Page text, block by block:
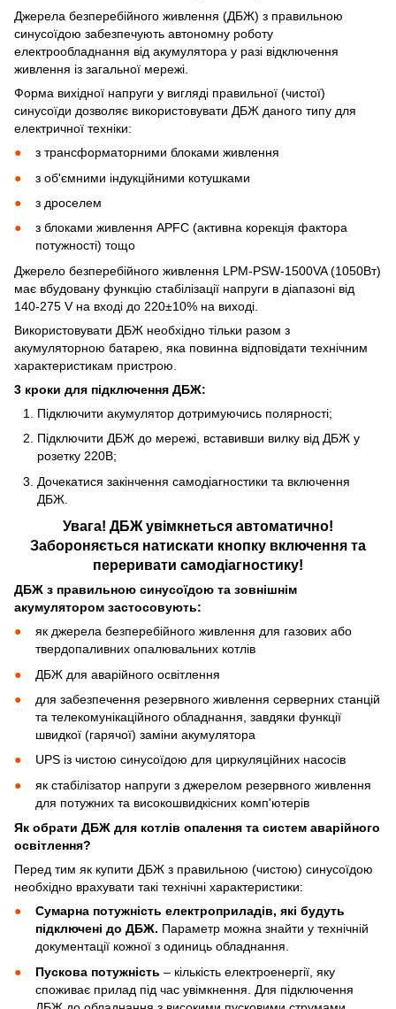
Джерела безперебійного живлення (ДБЖ) з правильною
синусоїдою забезпечують автономну роботу
електрообладнання від акумулятора у разі відключення
живлення із загальної мережі.
Форма вихідної напруги у вигляді правильної (чистої)
синусоїди дозволяє використовувати ДБЖ даного типу для
електричної техніки:
з трансформаторними блоками живлення
з об'ємними індукційними котушками
з дроселем
з блоками живлення APFC (активна корекція фактора
потужності) тощо
Джерело безперебійного живлення LPM-PSW-1500VA (1050Вт)
має вбудовану функцію стабілізації напруги в діапазоні від
140-275 V на вході до 220±10% на виході.
Використовувати ДБЖ необхідно тільки разом з
акумуляторною батарею, яка повинна відповідати технічним
характеристикам пристрою.
3 кроки для підключення ДБЖ:
Підключити акумулятор дотримуючись полярності;
Підключити ДБЖ до мережі, вставивши вилку від ДБЖ у
розетку 220В;
Дочекатися закінчення самодіагностики та включення
ДБЖ.
Увага! ДБЖ увімкнеться автоматично!
Забороняється натискати кнопку включення та
переривати самодіагностику!
ДБЖ з правильною синусоїдою та зовнішнім
акумулятором застосовують:
як джерела безперебійного живлення для газових або
твердопаливних опалювальних котлів
ДБЖ для аварійного освітлення
для забезпечення резервного живлення серверних станцій
та телекомунікаційного обладнання, завдяки функції
швидкої (гарячої) заміни акумулятора
UPS із чистою синусоїдою для циркуляційних насосів
як стабілізатор напруги з джерелом резервного живлення
для потужних та високошвидкісних комп'ютерів
Як обрати ДБЖ для котлів опалення та систем аварійного
освітлення?
Перед тим як купити ДБЖ з правильною (чистою) синусоїдою
необхідно врахувати такі технічні характеристики:
Сумарна потужність електроприладів, які будуть
підключені до ДБЖ. Параметр можна знайти у технічній
документації кожної з одиниць обладнання.
Пускова потужність – кількість електроенергії, яку
споживає прилад під час увімкнення. Для підключення